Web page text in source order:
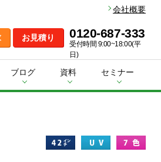
会社概要
お見積り 0120-687-333
受付時間 9:00~18:00(平
日)
ブログ 資料 セミナー